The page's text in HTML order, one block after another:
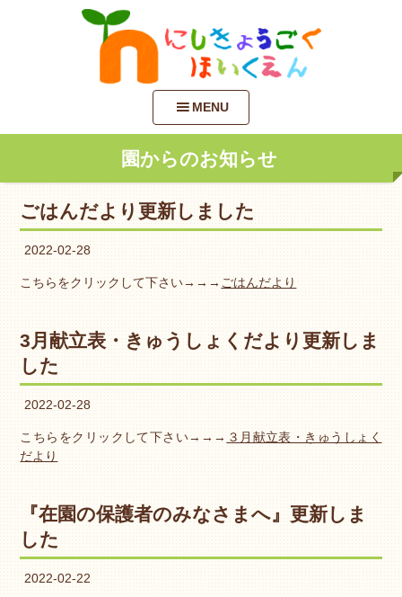
MENU
園からのお知らせ
ごはんだより更新しました
2022-02-28
こちらをクリックして下さい→→→ ごはんだより
3月献立表・きゅうしょくだより更新しま
した
2022-02-28
こちらをクリックして下さい→→→ ３月献立表・きゅうしょく
だより
『在園の保護者のみなさまへ』更新しま
した
2022-02-22